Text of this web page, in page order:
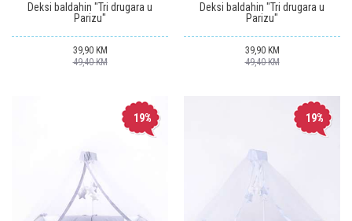
Deksi baldahin "Tri drugara u
Parizu"
39,90 KM
49,40KM
Deksi baldahin "Tri drugara u
Parizu"
39,90 KM
49,40KM
19% 19%